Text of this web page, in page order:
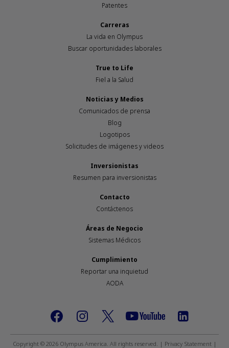
Patentes
Carreras
La vida en Olympus
Buscar oportunidades laborales
True to Life
Fiel a la Salud
Noticias y Medios
Comunicados de prensa
Blog
Logotipos
Solicitudes de imágenes y videos
Inversionistas
Resumen para inversionistas
Contacto
Contáctenos
Áreas de Negocio
Sistemas Médicos
Cumplimiento
Reportar una inquietud
AODA
Footer
social
Copyright © 2026 Olympus America. All rights reserved. | Privacy Statement|